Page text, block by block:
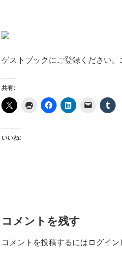
ゲストブックにご登録ください。
共有:
いいね:
コメントを残す
コメントを投稿するには ログイン